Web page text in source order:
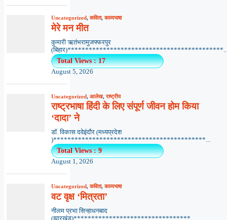
Uncategorized,कविता,काव्यभाषा
मेरे मन मीत
कुमारी ऋतंभरामुजफ्फरपुर
Total Views : 17
August 5, 2026
Uncategorized, आलेख,राष्ट्रीय
राष्ट्रभाषा हिंदी के लिए संपूर्ण जीवन होम किया
‘दादा’ ने
डॉ. विकास दवेइंदौर (मध्यप्रदेश
)*******************************************...
Total Views : 9
August 1, 2026
Uncategorized,कविता,काव्यभाषा
वट वृक्ष ‘मित्रता’
नीलम प्रभा सिन्हाधनबाद
(झारखंड)*********************************